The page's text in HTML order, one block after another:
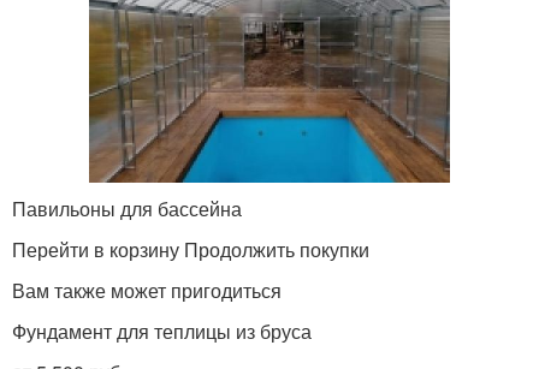
Павильоны для бассейна
Перейти в корзину Продолжить покупки
Вам также может пригодиться
Фундамент для теплицы из бруса